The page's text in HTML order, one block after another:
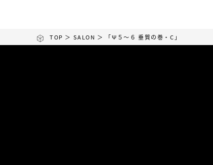
TOP ＞ SALON ＞ 「ψ５～６ 垂質の巻・C」